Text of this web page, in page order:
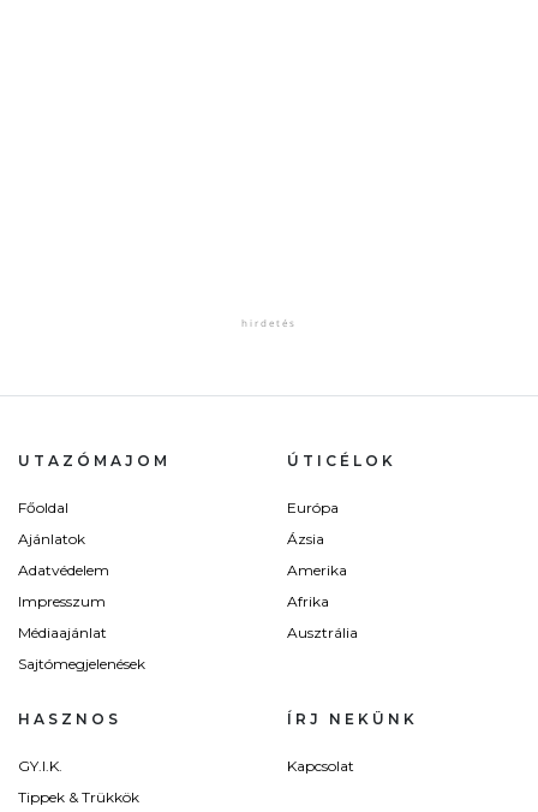
UTAZÓMAJOM
Főoldal
Ajánlatok
Adatvédelem
Impresszum
Médiaajánlat
Sajtómegjelenések
ÚTICÉLOK
Európa
Ázsia
Amerika
Afrika
Ausztrália
HASZNOS
GY.I.K.
Tippek & Trükkök
ÍRJ NEKÜNK
Kapcsolat